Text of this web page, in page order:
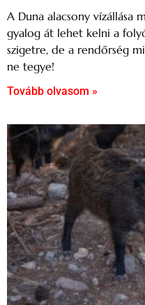
A Duna alacsony vízállása
gyalog át lehet kelni a
szigetre, de a rendőrség
ne tegye!
Tovább olvasom »